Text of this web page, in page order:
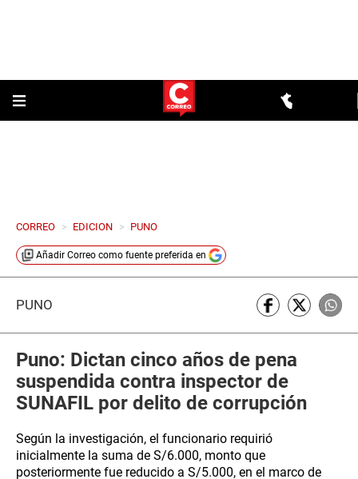
CORREO > EDICION > PUNO
Añadir Correo como fuente preferida en
PUNO
Puno: Dictan cinco años de pena
suspendida contra inspector de
SUNAFIL por delito de corrupción
Según la investigación, el funcionario requirió
inicialmente la suma de S/6.000, monto que
posteriormente fue reducido a S/5.000, en el marco de